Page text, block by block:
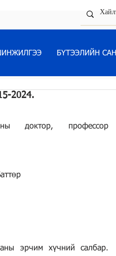
БҮТЭЭЛИЙН САН
2024.
доктор, профессор
эрчим хүчний салбар.